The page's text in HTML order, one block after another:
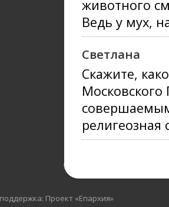
животного
Ведь у мух,
Светлана
Скажите,
религеозная
Проект «Епархия»